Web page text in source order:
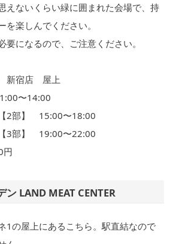
えないくらい緑に囲まれた会場で、持
を楽しんでください。
要になるので、ご注意ください。
新宿店 屋上
〜14:00
〜18:00
〜22:00
円
ン LAND MEAT CENTER
1の屋上にあるこちら。駅直結なので